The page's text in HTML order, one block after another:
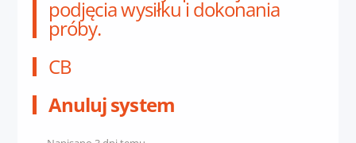
podjęcia wysiłku i dokonania
próby.
CB
Anuluj system